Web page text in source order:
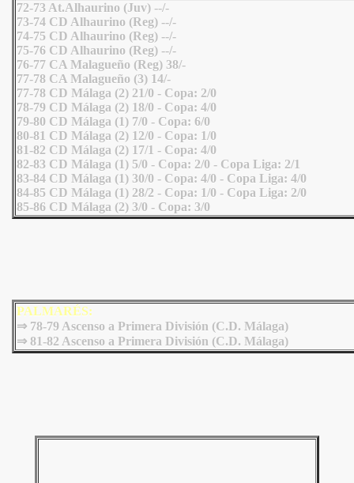
72-73 At.Alhaurino (Juv) --/-
73-74 CD Alhaurino (Reg) --/-
74-75 CD Alhaurino (Reg) --/-
75-76 CD Alhaurino (Reg) --/-
76-77 CA Malagueño (Reg) 38/-
77-78 CA Malagueño (3) 14/-
77-78 CD Málaga (2) 21/0 - Copa: 2/0
78-79 CD Málaga (2) 18/0 - Copa: 4/0
79-80 CD Málaga (1) 7/0 - Copa: 6/0
80-81 CD Málaga (2) 12/0 - Copa: 1/0
81-82 CD Málaga (2) 17/1 - Copa: 4/0
82-83 CD Málaga (1) 5/0 - Copa: 2/0 - Copa Liga: 2/1
83-84 CD Málaga (1) 30/0 - Copa: 4/0 - Copa Liga: 4/0
84-85 CD Málaga (1) 28/2 - Copa: 1/0 - Copa Liga: 2/0
85-86 CD Málaga (2) 3/0 - Copa: 3/0
PALMARÉS:
⇒ 78-79 Ascenso a Primera División (C.D. Málaga)
⇒ 81-82 Ascenso a Primera División (C.D. Málaga)